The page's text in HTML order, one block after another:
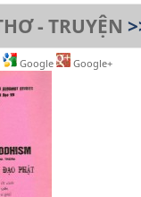
- TRUYỆN
Google Google+